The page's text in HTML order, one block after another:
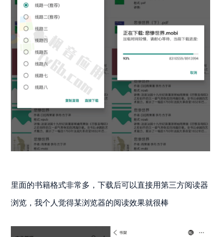
里面的书籍格式非常多，下载后可以直接用第三方阅读器
浏览，我个人觉得某浏览器的阅读效果就很棒